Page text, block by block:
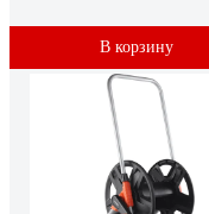
В корзину